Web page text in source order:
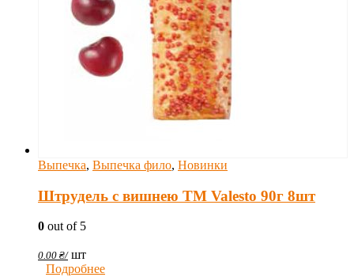
Выпечка, Выпечка фило, Новинки
Штрудель с вишнею TM Valesto 90г 8шт
0 out of 5
0.00 ₴/ шт
Подробнее